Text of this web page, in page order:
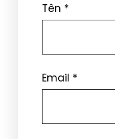
Tên *
Email *